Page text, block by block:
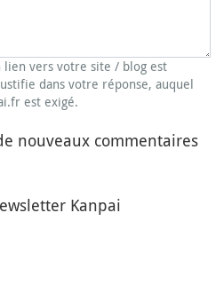
vers votre site / blog est
dans votre réponse, auquel
est exigé.
nouveaux commentaires
Kanpai